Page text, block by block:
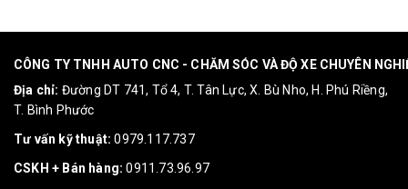
CÔNG TY TNHH AUTO CNC - CHĂM SÓC VÀ ĐỘ XE CHUYÊN
Địa chỉ: Đường DT 741, Tổ 4, T. Tân Lực, X. Bù Nho, H. Phú Riềng,
T. Bình Phước
Tư vấn kỹ thuật: 0979.117.737
CSKH + Bán hàng: 0911.73.96.97